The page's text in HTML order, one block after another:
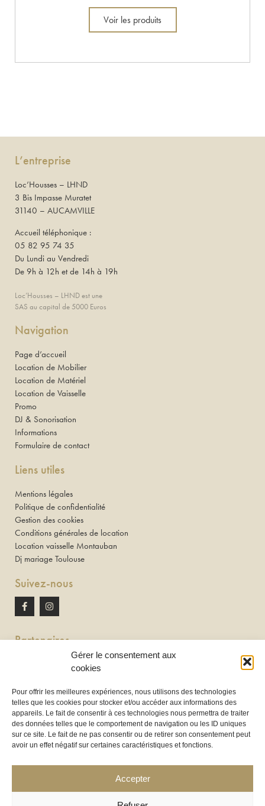
Gérer le consentement aux
cookies
Pour offrir les meilleures expériences, nous utilisons des technologies
telles que les cookies pour stocker et/ou accéder aux informations des
appareils. Le fait de consentir à ces technologies nous permettra de traiter
des données telles que le comportement de navigation ou les ID uniques
sur ce site. Le fait de ne pas consentir ou de retirer son consentement peut
avoir un effet négatif sur certaines caractéristiques et fonctions.
Accepter
Voir les produits
L’entreprise
Loc’Housses – LHND
3 Bis Impasse Muratet
31140 – AUCAMVILLE
Accueil téléphonique :
05 82 95 74 35
Du Lundi au Vendredi
De 9h à 12h et de 14h à 19h
Loc’Housses – LHND est une
SAS au capital de 5000 Euros
Navigation
Page d’accueil
Location de Mobilier
Location de Matériel
Location de Vaisselle
Promo
DJ & Sonorisation
Informations
Formulaire de contact
Liens utiles
Mentions légales
Politique de confidentialité
Gestion des cookies
Conditions générales de location
Location vaisselle Montauban
Dj mariage Toulouse
Suivez-nous
Partenaires
Newton discomobile
Location de tireuse à bière :
Les Frères Brasseurs à Aucamville